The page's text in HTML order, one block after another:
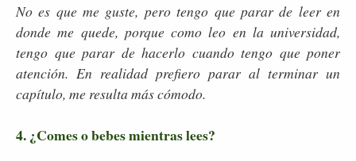
No es que me guste, pero tengo que parar de leer en
donde me quede, porque como leo en la universidad,
tengo que parar de hacerlo cuando tengo que poner
atención. En realidad prefiero parar al terminar un
capítulo, me resulta más cómodo.
4. ¿Comes o bebes mientras lees?